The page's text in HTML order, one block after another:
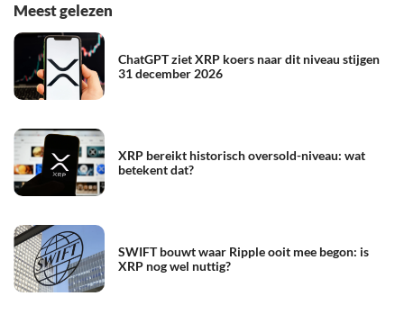
Meest gelezen
ChatGPT ziet XRP koers naar dit niveau stijgen
31 december 2026
XRP bereikt historisch oversold-niveau: wat
betekent dat?
SWIFT bouwt waar Ripple ooit mee begon: is
XRP nog wel nuttig?